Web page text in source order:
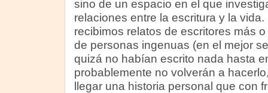
sino de un espacio en el que
relaciones entre la escritura y la
recibimos relatos de escritores más
de personas ingenuas (en el mejor
quizá no habían escrito nada hasta
probablemente no volverán a
llegar una historia personal que con